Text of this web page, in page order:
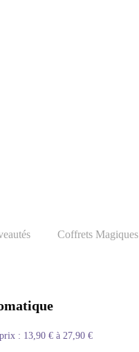
Coffrets Magiques
: 13,90 € à 27,90 €